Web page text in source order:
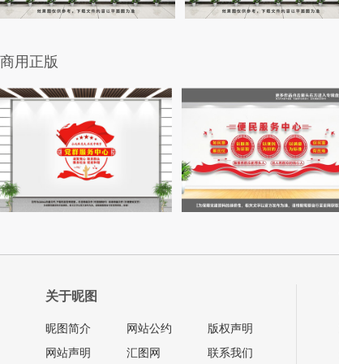
商用正版
关于昵图
昵图简介
网站声明
网站公约
汇图网
版权声明
联系我们